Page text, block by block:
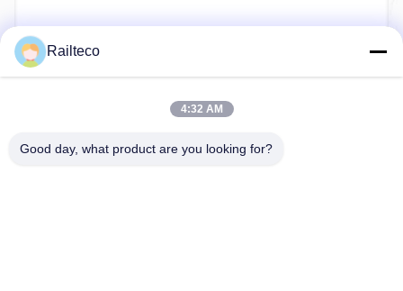
Kirim sekarang
Railteco
4:32 AM
Good day, what product are you looking for?